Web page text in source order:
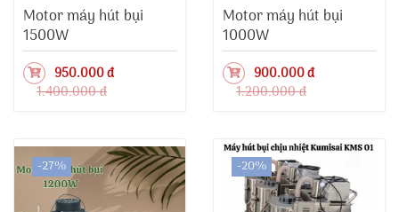
Motor máy hút bụi
1500W
950.000 đ
1.400.000 đ
Motor máy hút bụi
1000W
900.000 đ
1.200.000 đ
-27% -20%